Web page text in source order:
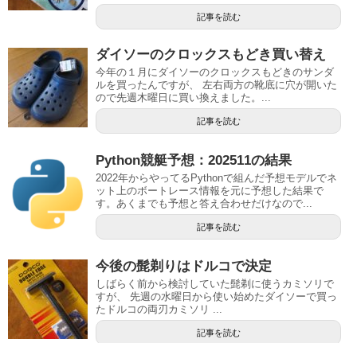
記事を読む
ダイソーのクロックスもどき買い替え
今年の１月にダイソーのクロックスもどきのサンダ
ルを買ったんですが、 左右両方の靴底に穴が開いた
ので先週木曜日に買い換えました。...
記事を読む
Python競艇予想：202511の結果
2022年からやってるPythonで組んだ予想モデルでネ
ット上のボートレース情報を元に予想した結果で
す。あくまでも予想と答え合わせだけなので...
記事を読む
今後の髭剃りはドルコで決定
しばらく前から検討していた髭剃に使うカミソリで
すが、 先週の水曜日から使い始めたダイソーで買っ
たドルコの両刃カミソリ ...
記事を読む